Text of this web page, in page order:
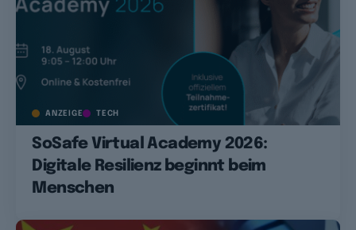
ANZEIGE TECH
SoSafe Virtual Academy 2026:
Digitale Resilienz beginnt beim
Menschen